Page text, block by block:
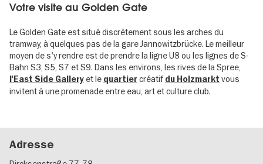
Votre visite au Golden Gate
Le Golden Gate est situé discrètement sous les arches du
tramway, à quelques pas de la gare Jannowitzbrücke. Le meilleur
moyen de s'y rendre est de prendre la ligne U8 ou les lignes de S-
Bahn S3, S5, S7 et S9. Dans les environs, les rives de la Spree,
l'East Side Gallery et le quartier créatifdu Holzmarkt vous
invitent à une promenade entre eau, art et culture club.
Adresse